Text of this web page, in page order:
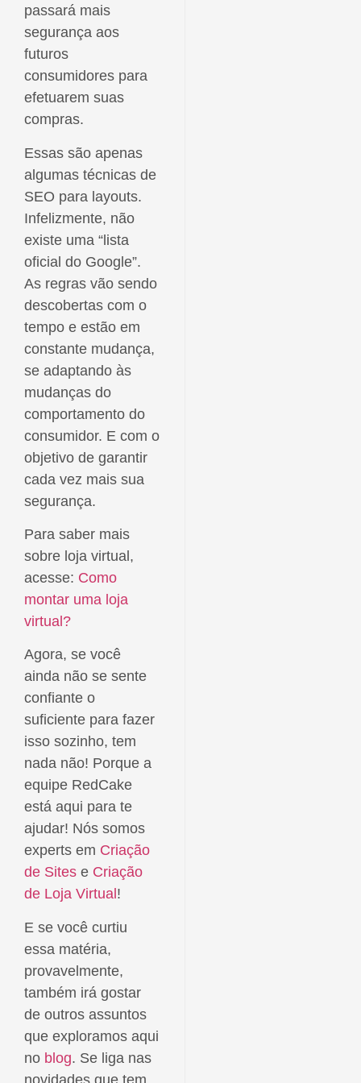
passará mais
segurança aos
futuros
consumidores para
efetuarem suas
compras.
Essas são apenas
algumas técnicas de
SEO para layouts.
Infelizmente, não
existe uma “lista
oficial do Google”.
As regras vão sendo
descobertas com o
tempo e estão em
constante mudança,
se adaptando às
mudanças do
comportamento do
consumidor. E com o
objetivo de garantir
cada vez mais sua
segurança.
Para saber mais
sobre loja virtual,
acesse: Como
montar uma loja
virtual?
Agora, se você
ainda não se sente
confiante o
suficiente para fazer
isso sozinho, tem
nada não! Porque a
equipe RedCake
está aqui para te
ajudar! Nós somos
experts em Criação
de Sites e Criação
de Loja Virtual !
E se você curtiu
essa matéria,
provavelmente,
também irá gostar
de outros assuntos
que exploramos aqui
no blog. Se liga nas
novidades que tem